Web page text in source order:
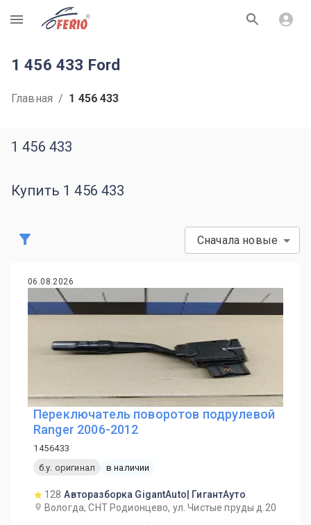
R
1 456 433 Ford
Главная / 1 456 433
1 456 433
Купить 1 456 433
Сначала новые
06.08.2026
Переключатель поворотов подрулевой
Ranger 2006-2012
1456433
б.у. оригинал
в наличии
128 Авторазборка GigantAuto| ГигантАуто
Вологда, СНТ Родионцево, ул. Чистые пруды д.20